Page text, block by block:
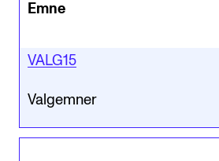
Emne
VALG15
Valgemner